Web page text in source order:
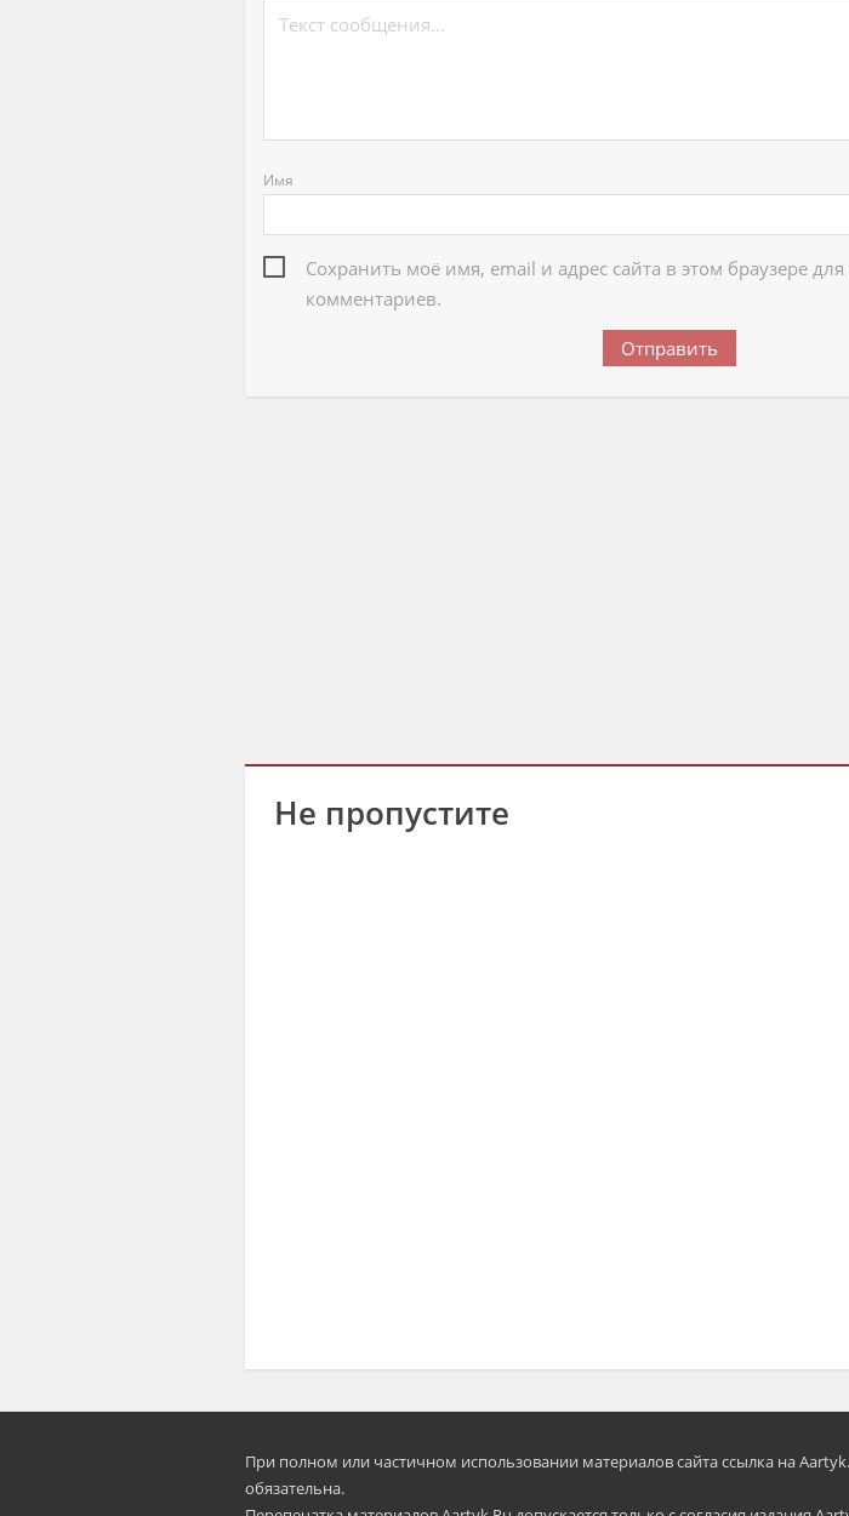
Имя
Сохранить моё имя, email и адрес сайта в этом браузере
комментариев.
Не пропустите
При полном или частичном использовании материалов сайта ссылка на
oбязательна.